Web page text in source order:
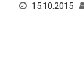
15.10.2015